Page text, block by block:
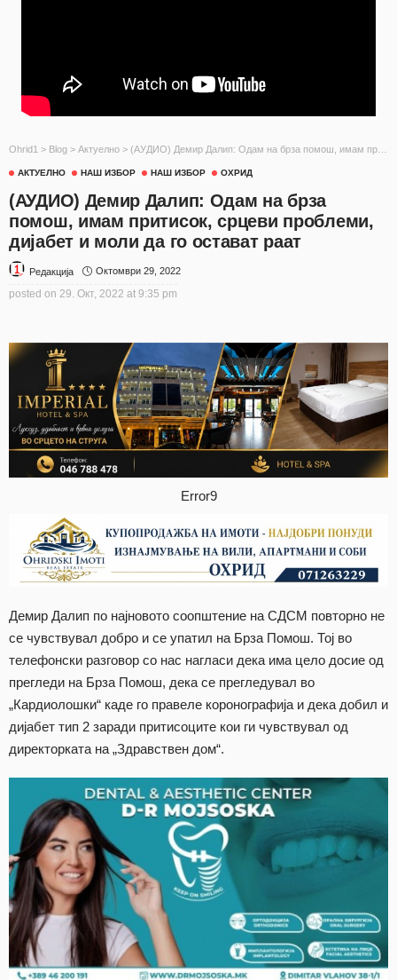
Ohrid1 > Blog > Актуелно > (АУДИО) Демир Далип: Одам на брза помош, имам притисок, срцеви проблеми, дијабет и моли да го остават раат
АКТУЕЛНО НАШ ИЗБОР НАШ ИЗБОР ОХРИД
(АУДИО) Демир Далип: Одам на брза
помош, имам притисок, срцеви проблеми,
дијабет и моли да го остават раат
Редакција Октомври 29, 2022
posted on 29. Окт, 2022 at 9:35 pm
Error9
Демир Далип по најновото соопштение на СДСМ повторно не
се чувствувал добро и се упатил на Брза Помош. Тој во
телефонски разговор со нас нагласи дека има цело досие од
прегледи на Брза Помош, дека се прегледувал во
„Кардиолошки“ каде го правеле коронографија и дека добил и
дијабет тип 2 заради притисоците кои ги чувствувал од
директорката на „Здравствен дом“.